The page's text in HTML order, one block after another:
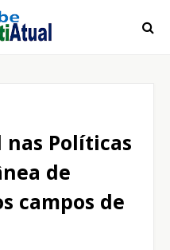
nas Políticas
de
campos de